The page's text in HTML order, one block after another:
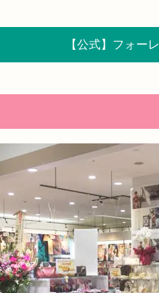
【公式】フォーレ